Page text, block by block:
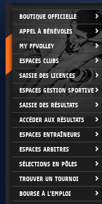
BOUTIQUE OFFICIELLE
APPEL À BÉNÉVOLES
MY FFVOLLEY
ESPACES CLUBS
SAISIE DES LICENCES
ESPACES GESTION SPORTIVE
SAISIE DES RÉSULTATS
ACCÉDER AUX RÉSULTATS
ESPACES ENTRAÎNEURS
ESPACES ARBITRES
SÉLECTIONS EN PÔLES
TROUVER UN TOURNOI
BOURSE À L'EMPLOI